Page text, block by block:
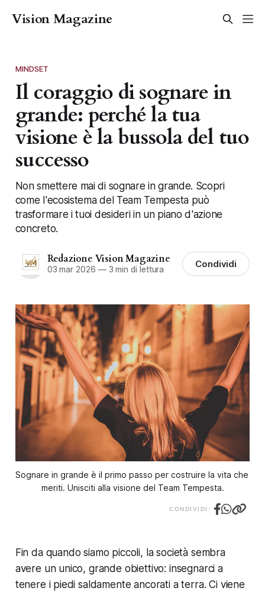
Vision Magazine
MINDSET
Il coraggio di sognare in
grande: perché la tua
visione è la bussola del tuo
successo
Non smettere mai di sognare in grande. Scopri
come l'ecosistema del Team Tempesta può
trasformare i tuoi desideri in un piano d'azione
concreto.
Redazione Vision Magazine
03 mar 2026 —3 min di lettura Condividi
Sognare in grande è il primo passo per costruire la vita che
meriti. Unisciti alla visione del Team Tempesta.
CONDIVIDI:
Fin da quando siamo piccoli, la società sembra
avere un unico, grande obiettivo: insegnarci a
tenere i piedi saldamente ancorati a terra. Ci viene